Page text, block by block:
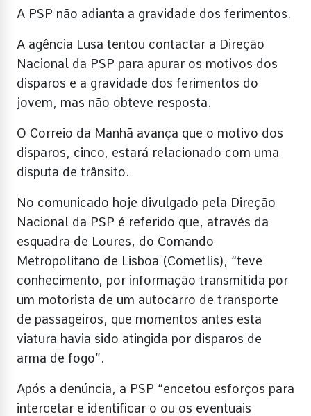
A PSP não adianta a gravidade dos ferimentos.
A agência Lusa tentou contactar a Direção
Nacional da PSP para apurar os motivos dos
disparos e a gravidade dos ferimentos do
jovem, mas não obteve resposta.
O Correio da Manhã avança que o motivo dos
disparos, cinco, estará relacionado com uma
disputa de trânsito.
No comunicado hoje divulgado pela Direção
Nacional da PSP é referido que, através da
esquadra de Loures, do Comando
Metropolitano de Lisboa (Cometlis), “teve
conhecimento, por informação transmitida por
um motorista de um autocarro de transporte
de passageiros, que momentos antes esta
viatura havia sido atingida por disparos de
arma de fogo”.
Após a denúncia, a PSP “encetou esforços para
intercetar e identificar o ou os eventuais